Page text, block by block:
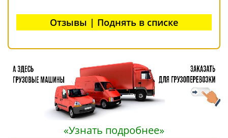
Отзывы | Поднять в списке
«Узнать подробнее»